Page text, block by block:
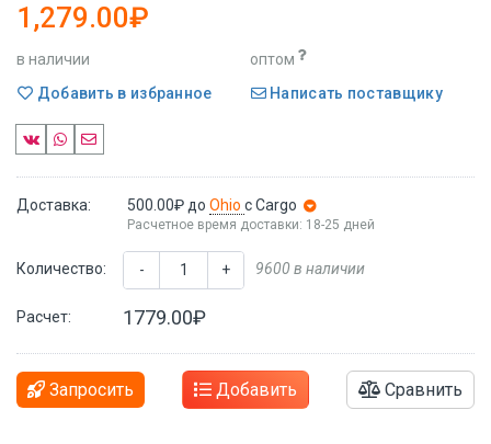
1,279.00₽
в наличии
оптом
Добавить в избранное
Написать поставщику
Доставка: 500.00₽ до Ohio с Cargo
Расчетное время доставки: 18-25 дней
Количество: - + 9600 в наличии
Расчет: 1779.00₽
Запросить Добавить Сравнить